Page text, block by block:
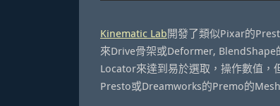
Kinematic Lab開發了類似Pixar的
來Drive骨架或Deformer,
Locator來達到易於選取，操作數值
Presto或Dreamworks的Premo的